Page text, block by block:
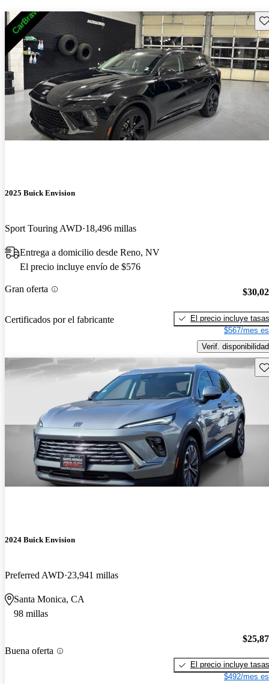
2025 Buick Envision
Sport Touring AWD 18,496 millas
Entrega a domicilio desde Reno, NV
El precio incluye envío de $576
Gran oferta
Certificados por el fabricante
El precio incluye tasas
$567/mes
Verif. disponibilidad
2024 Buick Envision
Preferred AWD 23,941 millas
Santa Monica, CA
98 millas
Buena oferta
El precio incluye tasas
$492/mes